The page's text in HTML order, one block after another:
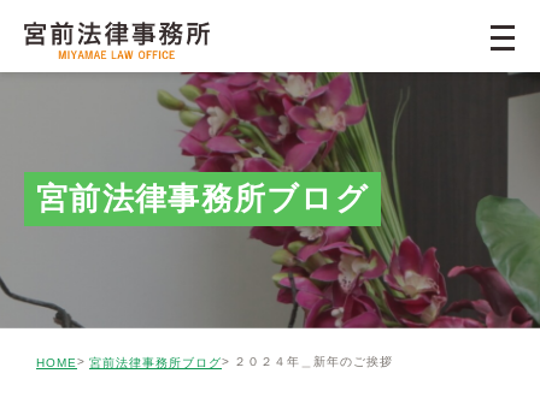
宮前法律事務所ブログ
HOME 宮前法律事務所ブログ ２０２４年＿新年のご挨拶